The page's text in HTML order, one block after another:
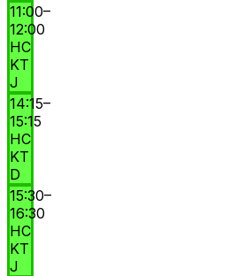
11:00–
12:00
HC
KT
J
14:15–
15:15
HC
KT
D
15:30–
16:30
HC
KT
J